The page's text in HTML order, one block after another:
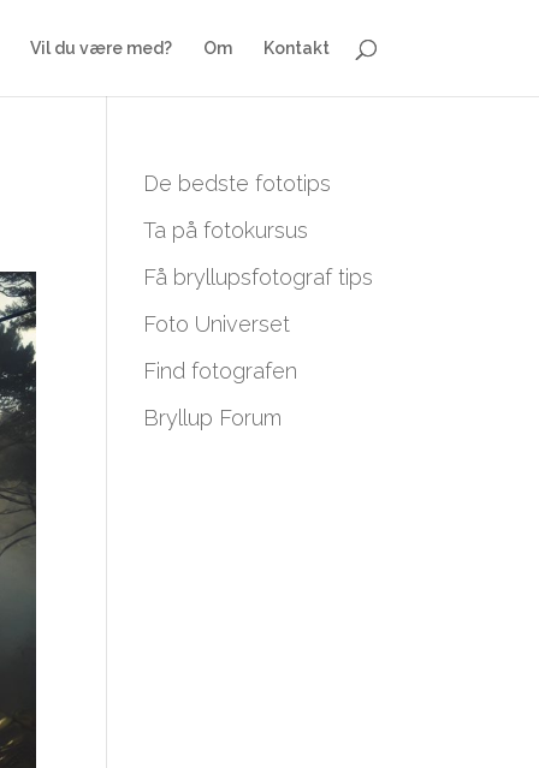
Vil du være med? Om Kontakt
De bedste fototips
Ta på fotokursus
Få bryllupsfotograf tips
Foto Universet
Find fotografen
Bryllup Forum